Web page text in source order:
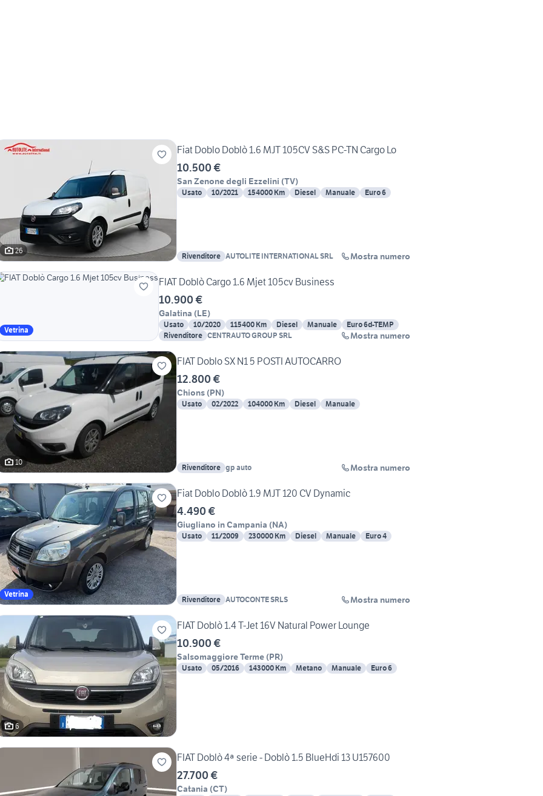
26
Fiat Doblo Doblò 1.6 MJT 105CV S&S PC-TN Cargo Lo
10.500 €
San Zenone degli Ezzelini (TV)
Usato 10/2021 154000 Km Diesel Manuale Euro 6
Rivenditore AUTOLITE INTERNATIONAL SRL Mostra numero
Vetrina
FIAT Doblò Cargo 1.6 Mjet 105cv Business
10.900 €
Galatina (LE)
Usato 10/2020 115400 Km Diesel Manuale
Euro 6d-TEMP
Rivenditore CENTRAUTO GROUP SRL Mostra numero
10
FIAT Doblo SX N1 5 POSTI AUTOCARRO
12.800 €
Chions (PN)
Usato 02/2022 104000 Km Diesel Manuale
Rivenditore gp auto Mostra numero
Vetrina
Fiat Doblo Doblò 1.9 MJT 120 CV Dynamic
4.490 €
Giugliano in Campania (NA)
Usato 11/2009 230000 Km Diesel Manuale Euro 4
Rivenditore AUTOCONTE SRLS Mostra numero
6
FIAT Doblò 1.4 T-Jet 16V Natural Power Lounge
10.900 €
Salsomaggiore Terme (PR)
Usato 05/2016 143000 Km Metano Manuale Euro 6
FIAT Doblò 4ª serie - Doblò 1.5 BlueHdi 13 U157600
27.700 €
Catania (CT)